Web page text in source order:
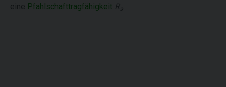
eine Pfahlschafttragfähigkeit Rs